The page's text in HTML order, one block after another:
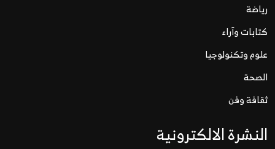
رياضة
كتابات وآراء
علوم وتكنولوجيا
الصحة
ثقافة وفن
النشرة الالكترونية